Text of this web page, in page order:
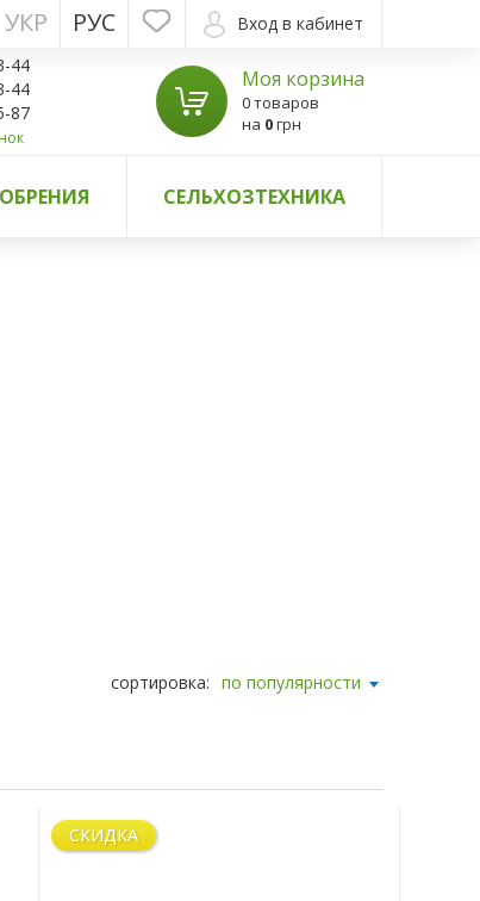
Вход в кабинет
РУС
УКР
44
44
87
Моя корзина
0 товаров
на 0грн
СЕЛЬХОЗТЕХНИКА
сортировка: по популярности
СКИДКА